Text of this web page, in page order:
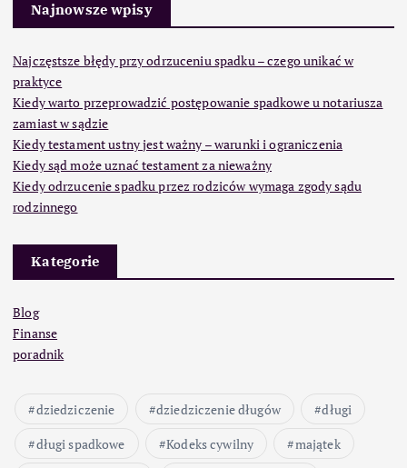
Najnowsze wpisy
Najczęstsze błędy przy odrzuceniu spadku – czego unikać w
praktyce
Kiedy warto przeprowadzić postępowanie spadkowe u notariusza
zamiast w sądzie
Kiedy testament ustny jest ważny – warunki i ograniczenia
Kiedy sąd może uznać testament za nieważny
Kiedy odrzucenie spadku przez rodziców wymaga zgody sądu
rodzinnego
Kategorie
Blog
Finanse
poradnik
dziedziczenie dziedziczenie długów
długi
długi spadkowe
Kodeks cywilny
majątek